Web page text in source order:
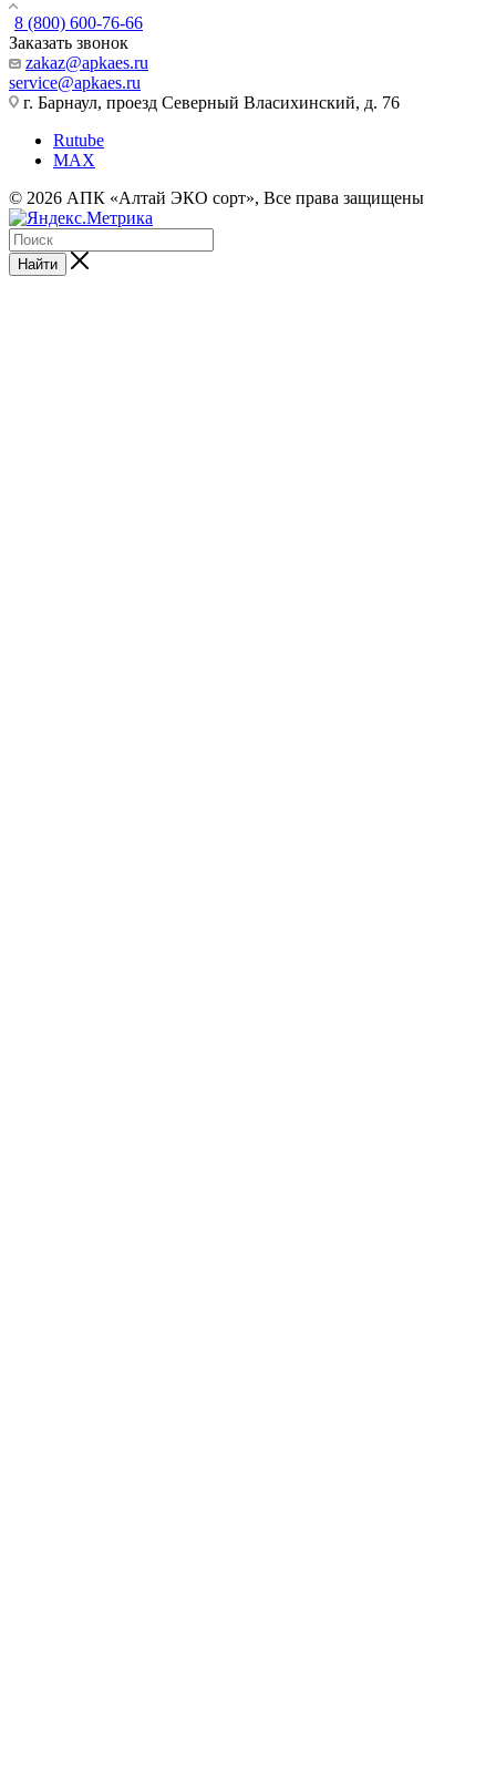
8 (800) 600-76-66
Заказать звонок
zakaz@apkaes.ru
service@apkaes.ru
г. Барнаул, проезд Северный Власихинский, д. 76
Rutube
MAX
© 2026 АПК «Алтай ЭКО сорт», Все права защищены
Найти